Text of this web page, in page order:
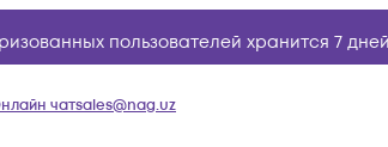
пользователей хранится 7
чатsales@nag.uz